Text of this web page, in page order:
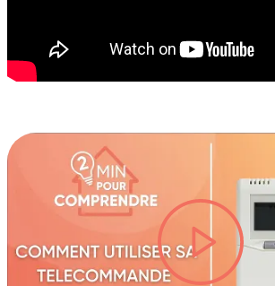
lire la vidéo